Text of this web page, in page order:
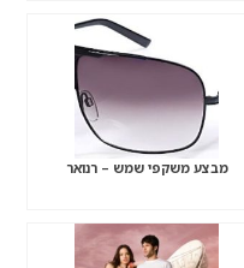
מבצע משקפי שמש – רנואר